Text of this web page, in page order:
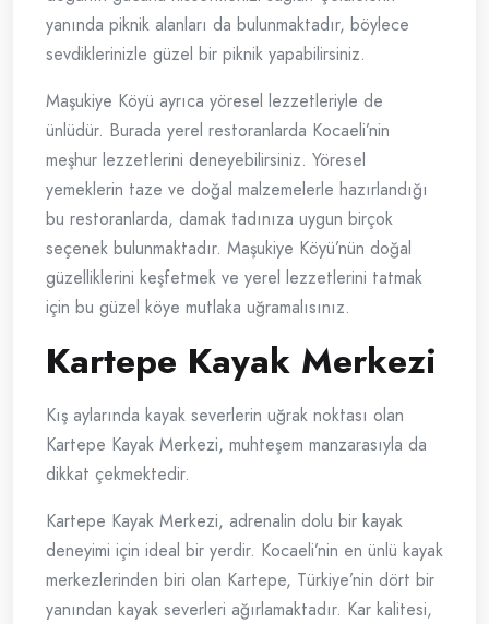
yanında piknik alanları da bulunmaktadır, böylece
sevdiklerinizle güzel bir piknik yapabilirsiniz.
Maşukiye Köyü ayrıca yöresel lezzetleriyle de
ünlüdür. Burada yerel restoranlarda Kocaeli’nin
meşhur lezzetlerini deneyebilirsiniz. Yöresel
yemeklerin taze ve doğal malzemelerle hazırlandığı
bu restoranlarda, damak tadınıza uygun birçok
seçenek bulunmaktadır. Maşukiye Köyü’nün doğal
güzelliklerini keşfetmek ve yerel lezzetlerini tatmak
için bu güzel köye mutlaka uğramalısınız.
Kartepe Kayak Merkezi
Kış aylarında kayak severlerin uğrak noktası olan
Kartepe Kayak Merkezi, muhteşem manzarasıyla da
dikkat çekmektedir.
Kartepe Kayak Merkezi, adrenalin dolu bir kayak
deneyimi için ideal bir yerdir. Kocaeli’nin en ünlü kayak
merkezlerinden biri olan Kartepe, Türkiye’nin dört bir
yanından kayak severleri ağırlamaktadır. Kar kalitesi,